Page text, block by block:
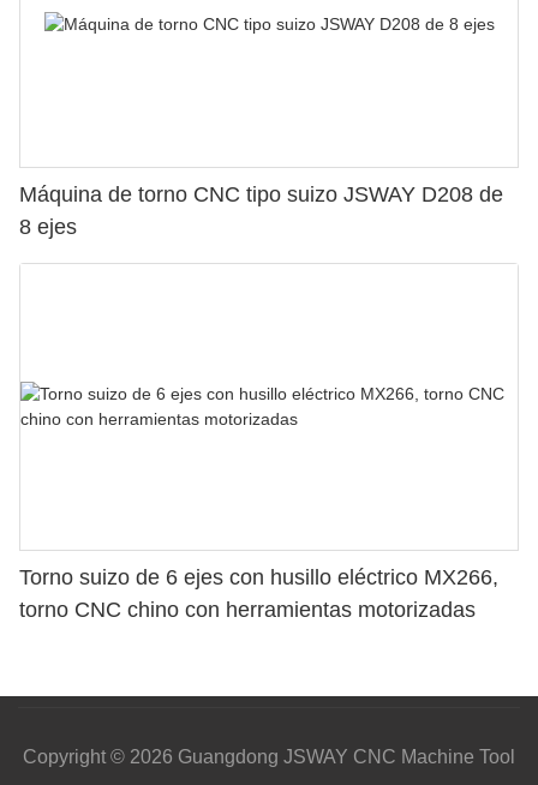
Máquina de torno CNC tipo suizo JSWAY D208 de
8 ejes
Torno suizo de 6 ejes con husillo eléctrico MX266,
torno CNC chino con herramientas motorizadas
Copyright © 2026 Guangdong JSWAY CNC Machine Tool